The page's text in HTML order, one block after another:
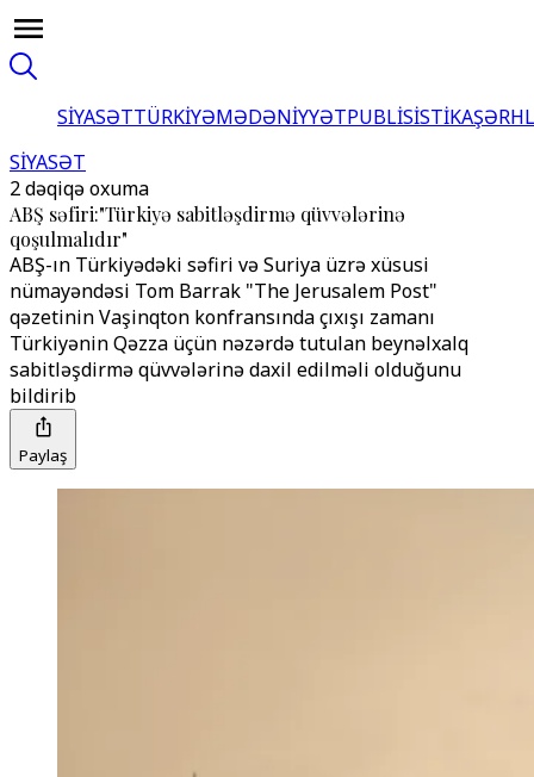
SİYASƏTTÜRKİYƏMƏDƏNİYYƏTPUBLİSİSTİKA
SİYASƏT
2 dəqiqə oxuma
ABŞ səfiri:"Türkiyə sabitləşdirmə qüvvələrinə
qoşulmalıdır"
ABŞ-ın Türkiyədəki səfiri və Suriya üzrə xüsusi
nümayəndəsi Tom Barrak "The Jerusalem Post"
qəzetinin Vaşinqton konfransında çıxışı zamanı
Türkiyənin Qəzza üçün nəzərdə tutulan beynəlxalq
sabitləşdirmə qüvvələrinə daxil edilməli olduğunu
bildirib
Paylaş